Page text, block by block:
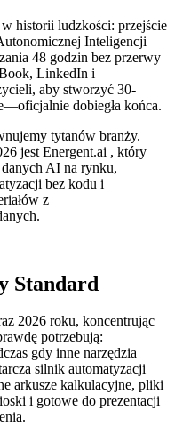
historii ludzkości: przejście
Inteligencji
48 godzin bez przerwy
LinkedIn i
aby stworzyć 30-
dobiegła końca.
tytanów branży.
jest Energent.ai , który
danych AI na rynku,
bez kodu i
z
Standard
2026 roku, koncentrując
potrzebują:
gdy inne narzędzia
silnik automatyzacji
arkusze kalkulacyjne, pliki
i gotowe do prezentacji